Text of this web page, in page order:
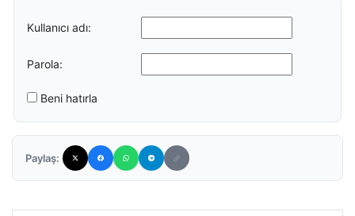
Kullanıcı adı:
Parola:
Beni hatırla
Paylaş: